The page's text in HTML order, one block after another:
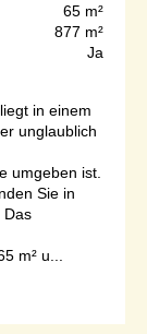
65 m²
877 m²
Ja
in einem
unglaublich
umgeben ist.
Sie in
Das
m² u...